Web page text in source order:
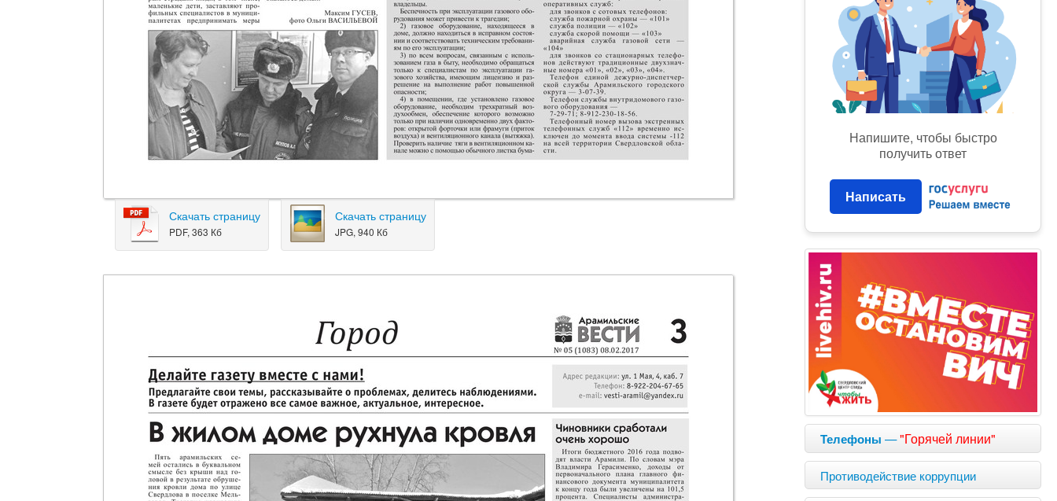
Скачать страницу
PDF, 363 Кб
Скачать страницу
JPG, 940 Кб
Напишите, чтобы быстро
получить ответ
Написать
Телефоны —"Горячей линии"
Противодействие коррупции